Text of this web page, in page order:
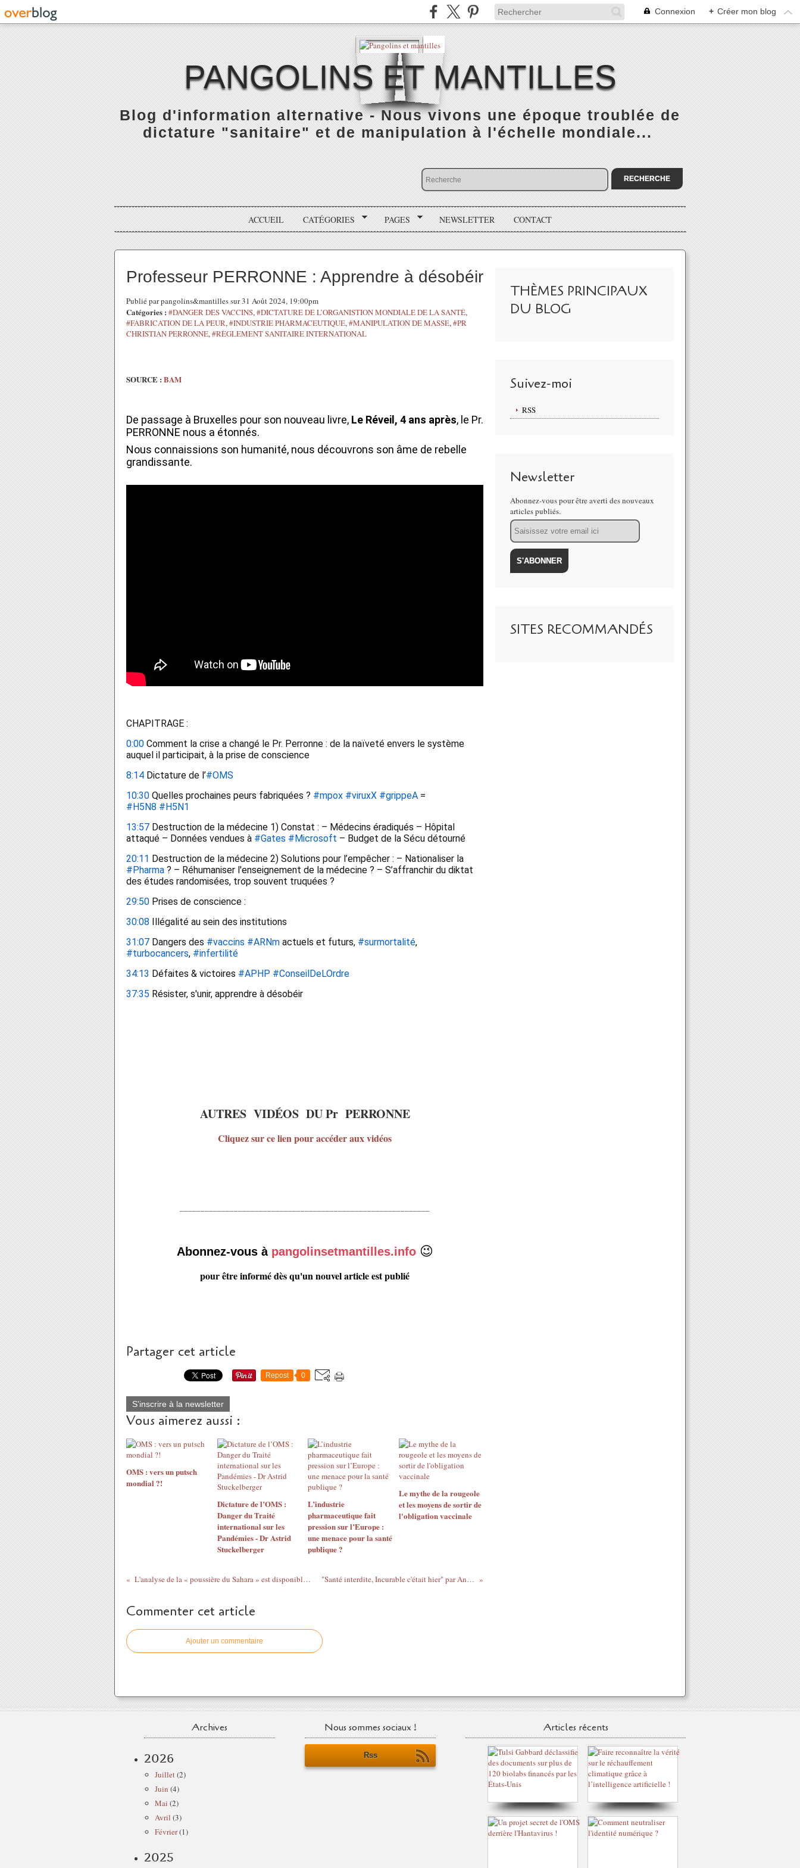
Connexion + Créer mon blog
PANGOLINS ET MANTILLES
Blog d'information alternative - Nous vivons une époque troublée de
dictature "sanitaire" et de manipulation à l'échelle mondiale...
ACCUEIL CATÉGORIES PAGES NEWSLETTER CONTACT
Professeur PERRONNE : Apprendre à désobéir
Publié par pangolins&mantilles sur 31 Août 2024, 19:00pm
Catégories : #DANGER DES VACCINS,#DICTATURE DE L’ORGANISTION MONDIALE DE LA SANTÉ,
#FABRICATION DE LA PEUR,#INDUSTRIE PHARMACEUTIQUE,#MANIPULATION DE MASSE,#PR
CHRISTIAN PERRONNE,#RÈGLEMENT SANITAIRE INTERNATIONAL
SOURCE : BAM
De passage à Bruxelles pour son nouveau livre, Le Réveil, 4 ans après, le Pr.
PERRONNE nous a étonnés.
Nous connaissions son humanité, nous découvrons son âme de rebelle
grandissante.
CHAPITRAGE :
0:00 Comment la crise a changé le Pr. Perronne : de la naïveté envers le système
auquel il participait, à la prise de conscience
8:14 Dictature de l’#OMS
10:30 Quelles prochaines peurs fabriquées ? #mpox #viruxX #grippeA
#H5N8 #H5N1
13:57 Destruction de la médecine 1) Constat : – Médecins éradiqués – Hôpital
attaqué – Données vendues à #Gates #Microsoft – Budget de la Sécu détourné
20:11
#Pharma ? – Réhumaniser l'enseignement de la médecine ? – S’affranchir du diktat
des études randomisées, trop souvent truquées ?
29:50 Prises de conscience :
30:08 Illégalité au sein des institutions
31:07 Dangers des #vaccins #ARNm actuels et futurs, #surmortalité
#turbocancers, #infertilité
34:13 Défaites & victoires #APHP #ConseilDeLOrdre
37:35 Résister, s'unir, apprendre à désobéir
AUTRES VIDÉOS DU Pr PERRONNE
Cliquez sur ce lien pour accéder aux vidéos
Abonnez-vous à pangolinsetmantilles.info 😉
pour être informé dès qu'un nouvel article est publié
Partager cet article
Repost 0
S'inscrire à la newsletter
Vous aimerez aussi :
OMS : vers un putsch
mondial ?!
Dictature de l’OMS :
Danger du Traité
international sur les
Pandémies - Dr Astrid
Stuckelberger
L’industrie
pharmaceutique fait
pression sur l’Europe :
une menace pour la santé
publique ?
Le mythe de la rougeole
et les moyens de sortir de
l'obligation vaccinale
L'analyse de la « poussière du Sahara » est disponible : Alerte terroriste ! "Santé interdite, Incurable c'était hier" par Andreas KALCKER
Commenter cet article
Ajouter un commentaire
THÈMES PRINCIPAUX
DU BLOG
Suivez-moi
RSS
Newsletter
Abonnez-vous pour être averti des nouveaux
articles publiés.
Email
SITES RECOMMANDÉS
Archives
2026
Juillet(2)
Juin (4)
Mai (2)
Avril (3)
Février(1)
2025
Nous sommes sociaux !
Rss
Articles récents